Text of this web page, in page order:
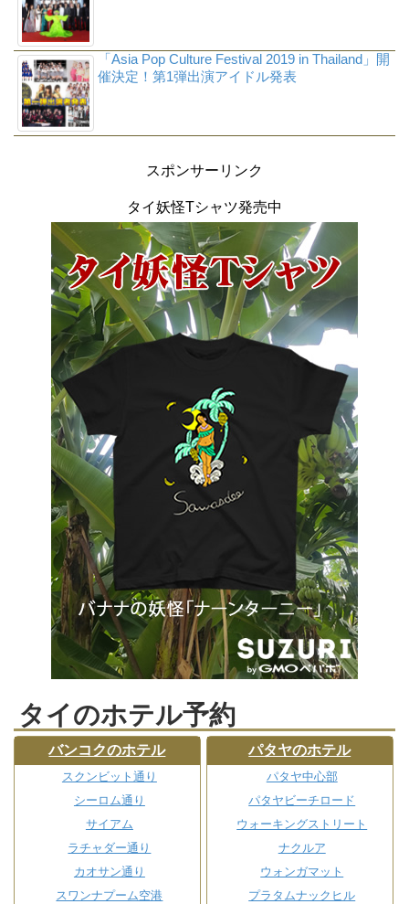
「Asia Pop Culture Festival 2019 in Thailand」開
催決定！第1弾出演アイドル発表
スポンサーリンク
タイ妖怪Tシャツ発売中
タイのホテル予約
バンコクのホテル
スクンビット通り
シーロム通り
サイアム
ラチャダー通り
カオサン通り
スワンナプーム空港
パタヤのホテル
パタヤ中心部
パタヤビーチロード
ウォーキングストリート
ナクルア
ウォンガマット
プラタムナックヒル